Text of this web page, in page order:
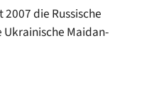
die Russische
Maidan-